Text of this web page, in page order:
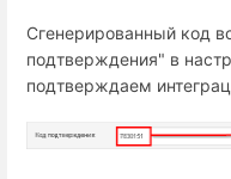
Сгенерированный код
подтверждения" в
подтверждаем